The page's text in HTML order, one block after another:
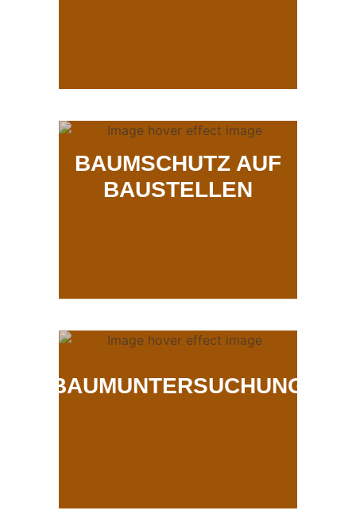
BAUMSCHUTZ AUF
BAUSTELLEN
BAUMUNTERSUCHUNG